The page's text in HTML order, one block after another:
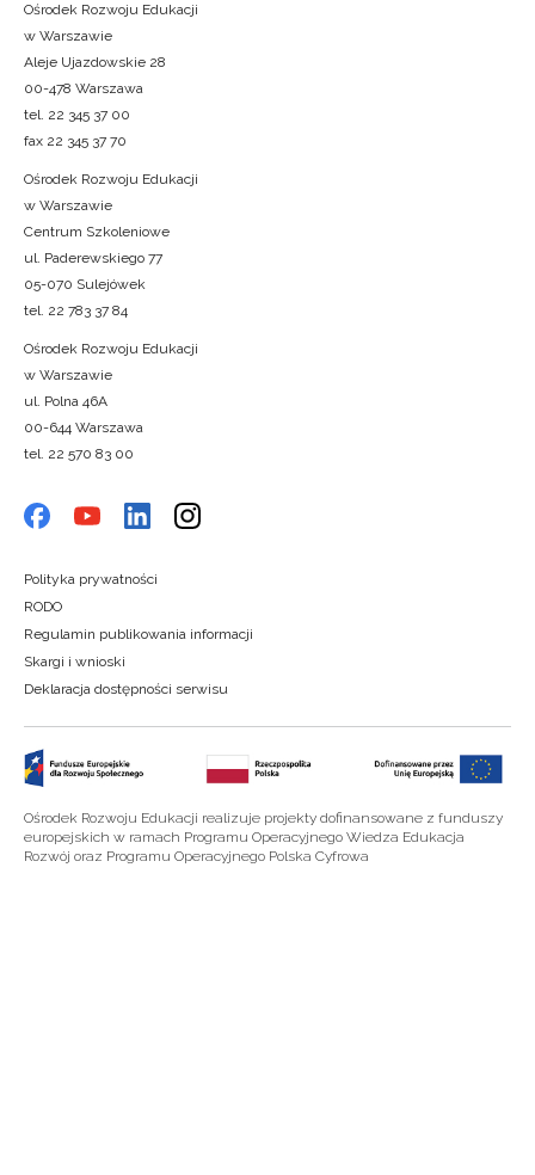
Ośrodek Rozwoju Edukacji
w Warszawie
Aleje Ujazdowskie 28
00-478 Warszawa
tel. 22 345 37 00
fax 22 345 37 70
Ośrodek Rozwoju Edukacji
w Warszawie
Centrum Szkoleniowe
ul. Paderewskiego 77
05-070 Sulejówek
tel. 22 783 37 84
Ośrodek Rozwoju Edukacji
w Warszawie
ul. Polna 46A
00-644 Warszawa
tel. 22 570 83 00
Polityka prywatności
RODO
Regulamin publikowania informacji
Skargi i wnioski
Deklaracja dostępności serwisu
Ośrodek Rozwoju Edukacji realizuje projekty dofinansowane z funduszy
europejskich w ramach Programu Operacyjnego Wiedza Edukacja
Rozwój oraz Programu Operacyjnego Polska Cyfrowa